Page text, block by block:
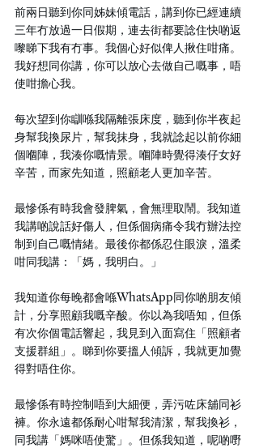
前兩日聽到你同姊妹傾電話，講到你已經連續
三年冇放過一日假期，連去街都要諗住快啲返
嚟睇下我有冇事。我個心好似俾人揪住咁痛。
我好想同你講，你可以放心去做自己嘅事，唔
使咁擔心我。
每次望到你瞓喺我隔離張床度，聽到你半夜起
身幫我換尿片，幫我抹身，我就諗起以前你細
個嗰陣，我湊你嘅情景。嗰陣時覺得湊仔女好
辛苦，而家先知道，照顧老人更加辛苦。
最慘係有時我會發脾氣，會無理取鬧。我知道
我講啲說話好傷人，但係個病痛令我冇辦法控
制到自己嘅情緒。最後你都係忍住眼淚，溫柔
咁同我講：「媽，我明白。」
我知道你每晚都會喺WhatsApp同你啲朋友傾
計，分享照顧我嘅辛酸。你以為我唔知，但係
有次你個電話響起，我見到入面寫住「照顧者
支援群組」。睇到你要搵人傾訴，我就更加覺
得對唔住你。
最慘係有時控制唔到大細便，弄污咗床舖同衫
褲。你永遠都係耐心咁幫我清潔，幫我換衫，
同我講「媽咪唔使驚」。但係我知道，呢啲嘢